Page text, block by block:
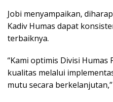
Jobi menyampaikan,
Kadiv Humas dapat
terbaiknya.
“Kami optimis Divisi Humas
kualitas melalui
mutu secara